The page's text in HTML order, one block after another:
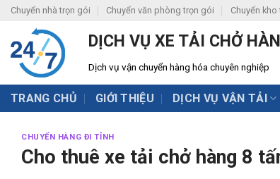
Skip
content
Chuyển nhà trọn gói Chuyển văn phòng trọn gói Chuyển
DỊCH VỤ XE TẢI CHỞ
Dịch vụ vận chuyển hàng hóa chuyên nghiệp
TRANG CHỦ GIỚI THIỆU DỊCH VỤ VẬN TẢI
CHUYỂN HÀNG ĐI TỈNH
Cho thuê xe tải chở hàng 8